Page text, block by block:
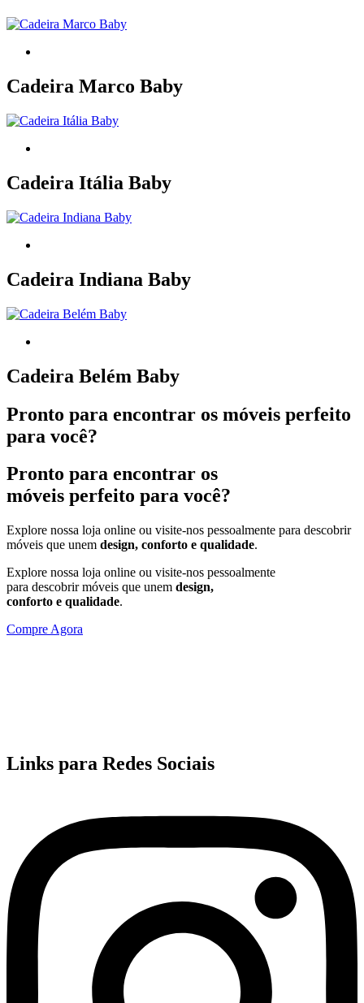
Cadeira Marco Baby
Cadeira Itália Baby
Cadeira Indiana Baby
Cadeira Belém Baby
Pronto para encontrar os móveis perfeito
para você?
Pronto para encontrar os
móveis perfeito para você?
Explore nossa loja online ou visite-nos pessoalmente para descobrir
móveis que unem design, conforto e qualidade.
Explore nossa loja online ou visite-nos pessoalmente
para descobrir móveis que unem design,
conforto e qualidade.
Compre Agora
Links para Redes Sociais